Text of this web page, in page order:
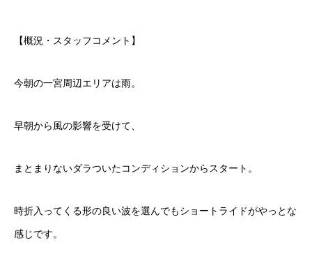
【概況・スタッフコメント】
今朝の一宮周辺エリアは雨。
早朝から風の影響を受けて、
まとまりないダラついたコンディションからスタート。
時折入ってくる形の良い波を選んでもショートライドがやっとな
感じです。